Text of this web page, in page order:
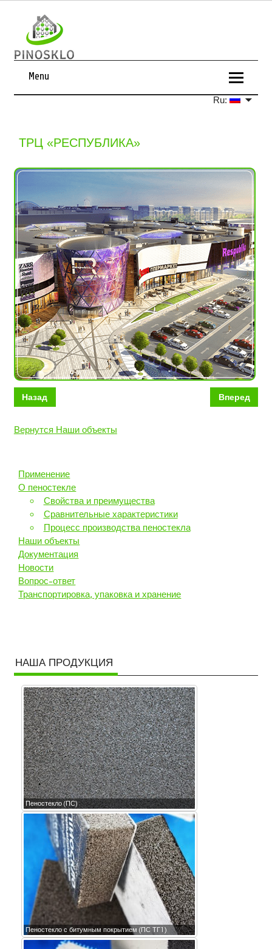
Menu
Ru:
ТРЦ «РЕСПУБЛИКА»
Назад Вперед
Вернутся Наши объекты
Применение
О пеностекле
Свойства и преимущества
Сравнительные характеристики
Процесс производства пеностекла
Наши объекты
Документация
Новости
Вопрос-ответ
Транспортировка, упаковка и хранение
НАША ПРОДУКЦИЯ
Пеностекло (ПС)
Пеностекло с битумным покрытием (ПС ТГ1)